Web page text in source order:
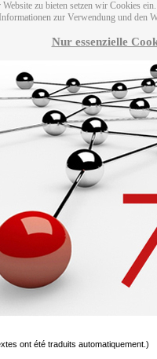
zu bieten setzen wir Cookies
zur Verwendung und den
Nur essenzielle
ont été traduits automatiquement.)